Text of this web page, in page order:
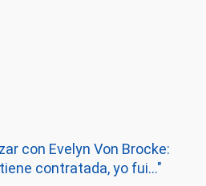
con Evelyn Von Brocke:
contratada, yo fui..."